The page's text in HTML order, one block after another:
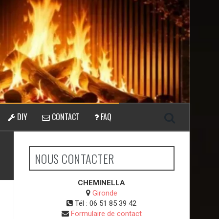
DIY CONTACT FAQ
NOUS CONTACTER
CHEMINELLA
Gironde
Tél : 06 51 85 39 42
Formulaire de contact